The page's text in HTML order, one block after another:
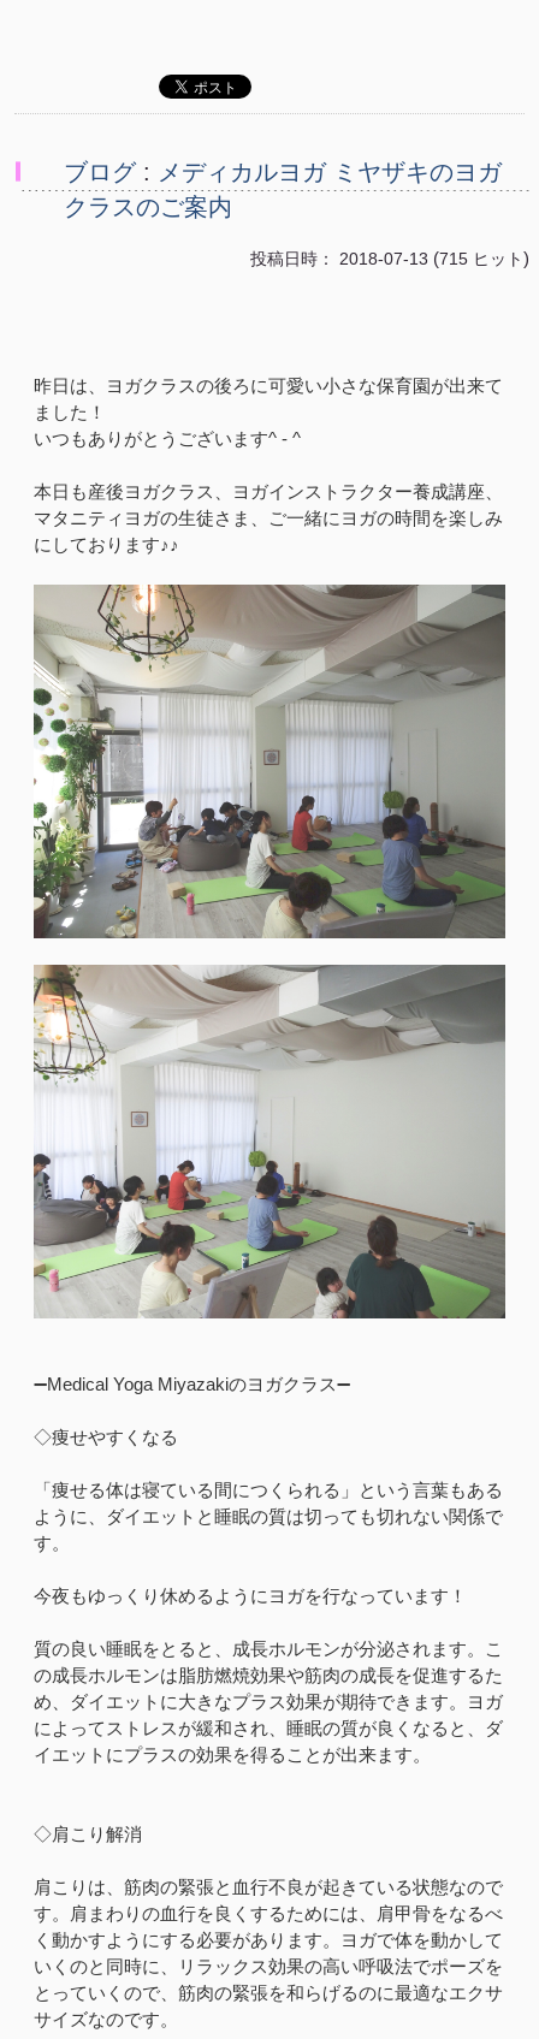
ブログ: メディカルヨガ ミヤザキのヨガ
クラスのご案内
投稿日時： 2018-07-13 (715 ヒット)
昨日は、ヨガクラスの後ろに可愛い小さな保育園が出来て
ました！
いつもありがとうございます^ - ^
本日も産後ヨガクラス、ヨガインストラクター養成講座、
マタニティヨガの生徒さま、ご一緒にヨガの時間を楽しみ
にしております♪♪
➖Medical Yoga Miyazakiのヨガクラス➖
◇痩せやすくなる
「痩せる体は寝ている間につくられる」という言葉もある
ように、ダイエットと睡眠の質は切っても切れない関係で
す。
今夜もゆっくり休めるようにヨガを行なっています！
質の良い睡眠をとると、成長ホルモンが分泌されます。こ
の成長ホルモンは脂肪燃焼効果や筋肉の成長を促進するた
め、ダイエットに大きなプラス効果が期待できます。ヨガ
によってストレスが緩和され、睡眠の質が良くなると、ダ
イエットにプラスの効果を得ることが出来ます。
◇肩こり解消
肩こりは、筋肉の緊張と血行不良が起きている状態なので
す。肩まわりの血行を良くするためには、肩甲骨をなるべ
く動かすようにする必要があります。ヨガで体を動かして
いくのと同時に、リラックス効果の高い呼吸法でポーズを
とっていくので、筋肉の緊張を和らげるのに最適なエクサ
サイズなのです。